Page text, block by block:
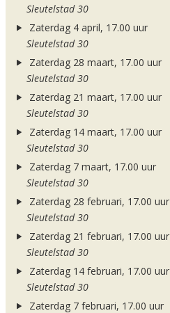
Sleutelstad 30
Zaterdag 4 april, 17.00 uur
Sleutelstad 30
Zaterdag 28 maart, 17.00 uur
Sleutelstad 30
Zaterdag 21 maart, 17.00 uur
Sleutelstad 30
Zaterdag 14 maart, 17.00 uur
Sleutelstad 30
Zaterdag 7 maart, 17.00 uur
Sleutelstad 30
Zaterdag 28 februari, 17.00 uur
Sleutelstad 30
Zaterdag 21 februari, 17.00 uur
Sleutelstad 30
Zaterdag 14 februari, 17.00 uur
Sleutelstad 30
Zaterdag 7 februari, 17.00 uur